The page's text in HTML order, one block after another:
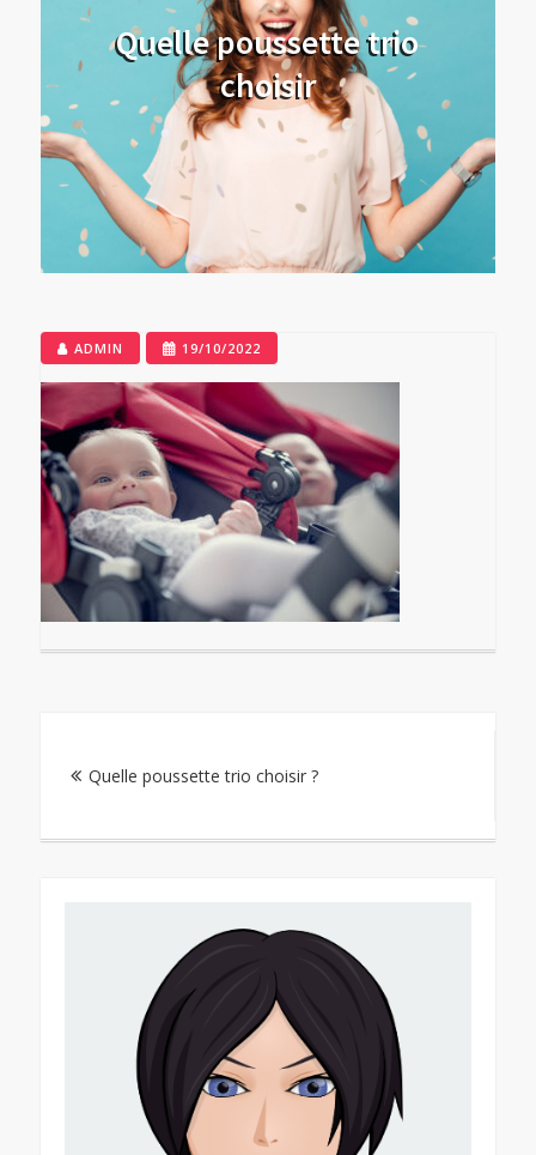
Quelle poussette trio
choisir
ADMIN 19/10/2022
Quelle poussette trio choisir ?